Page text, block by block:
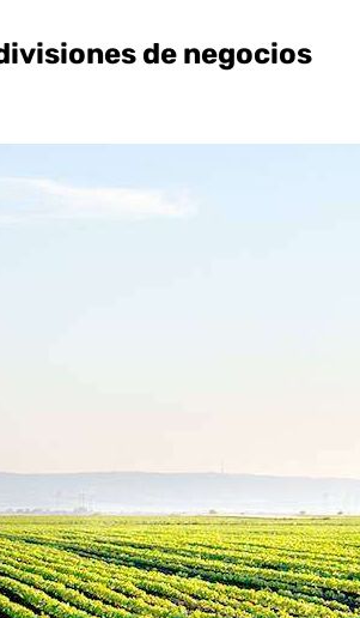
de negocios